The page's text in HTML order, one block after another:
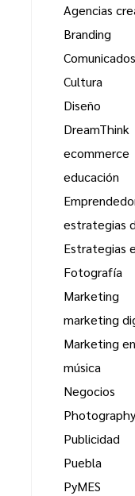
Agencias
Branding
Cultura
Diseño
DreamThink
ecommerce
educación
estrategias
Estrategias
Fotografía
Marketing
marketing
Marketing
música
Negocios
Photography
Publicidad
Puebla
PyMES